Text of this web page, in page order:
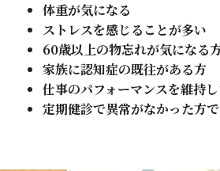
体重が気になる
ストレスを感じることが多い
60歳以上の物忘れが気になる
家族に認知症の既往がある方
仕事のパフォーマンスを維持
定期健診で異常がなかった方